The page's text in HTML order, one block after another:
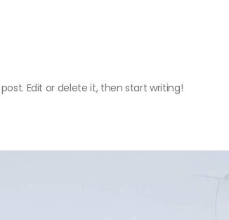
Edit or delete it, then start writing!